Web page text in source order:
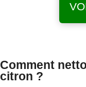
Comment
citron ?